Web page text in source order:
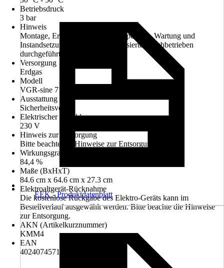
Betriebsdruck
3 bar
Hinweis
Montage, Erstinbetriebnahme, Inspektion, Wartung und
Instandsetzung müssen von autorisierten Fachbetrieben
durchgeführt werden.
Versorgung
Erdgas
Modell
VGR-sine 71/4 E
Ausstattung
Sicherheitsventil
Elektrischer Anschluss
230 V
Hinweis zur Entsorgung
Bitte beachte die Hinweise zur Entsorgung
Wirkungsgrad
84,4 %
Maße (BxHxT)
84.6 cm x 64.6 cm x 27.3 cm
Elektroaltgerät-Rücknahme
Die kostenlose Rückgabe des Elektro-Geräts kann im
Bestellverlauf ausgewählt werden. Bitte beachte die Hinweise
zur Entsorgung.
AKN (Artikelkurznummer)
KMM4
EAN
4024074571019
EEK - Produktdatenblatt